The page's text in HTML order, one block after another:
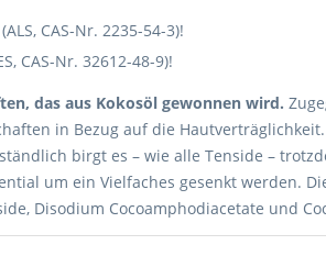
CAS-Nr. 2235-54-3)!
CAS-Nr. 32612-48-9)!
das aus Kokosöl gewonnen wird.
in Bezug auf die
birgt es – wie alle Tenside –
um ein Vielfaches gesenkt werden.
Disodium Cocoamphodiacetate und